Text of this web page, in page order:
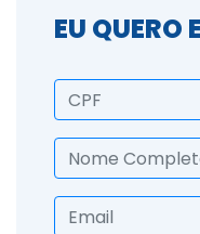
EU QUERO